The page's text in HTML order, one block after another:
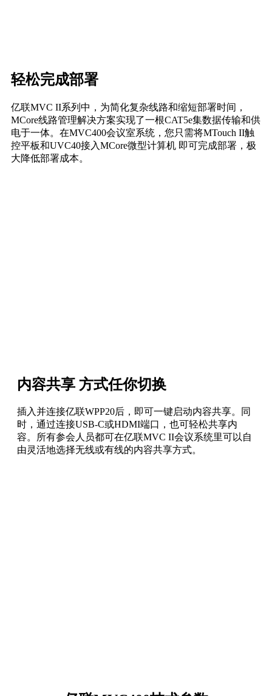
轻松完成部署
亿联MVC II系列中，为简化复杂线路和缩短部署时间，
MCore线路管理解决方案实现了一根CAT5e集数据传输和供
电于一体。在MVC400会议室系统，您只需将MTouch II触
控平板和UVC40接入MCore微型计算机 即可完成部署，极
大降低部署成本。
内容共享 方式任你切换
插入并连接亿联WPP20后，即可一键启动内容共享。同
时，通过连接USB-C或HDMI端口，也可轻松共享内
容。所有参会人员都可在亿联MVC II会议系统里可以自
由灵活地选择无线或有线的内容共享方式。